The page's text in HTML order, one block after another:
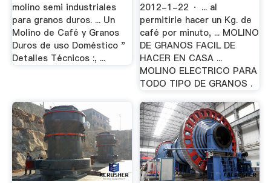
molino semi industriales
para granos duros. ... Un
Molino de Café y Granos
Duros de uso Doméstico "
Detalles Técnicos :, ...
2012-1-22 · ... al
permitirle hacer un Kg. de
café por minuto, ... MOLINO
DE GRANOS FACIL DE
HACER EN CASA ...
MOLINO ELECTRICO PARA
TODO TIPO DE GRANOS .